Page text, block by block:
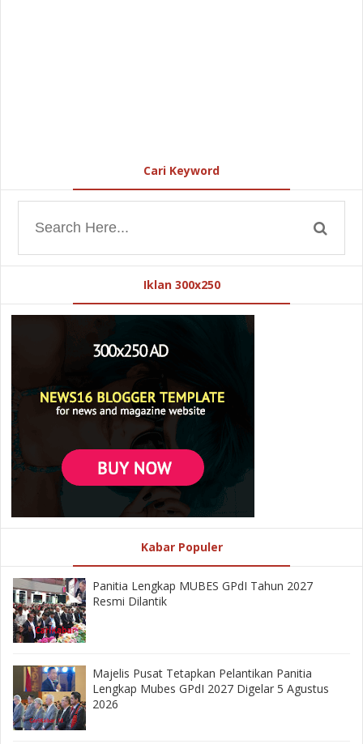
Cari Keyword
Iklan 300x250
Kabar Populer
Panitia Lengkap MUBES GPdI Tahun 2027
Resmi Dilantik
Majelis Pusat Tetapkan Pelantikan Panitia
Lengkap Mubes GPdI 2027 Digelar 5 Agustus
2026